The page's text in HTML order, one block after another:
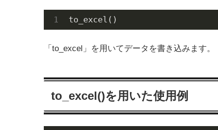
to_excel()
「to_excel」を用いてデータを書き込みます。
to_excel()を用いた使用例